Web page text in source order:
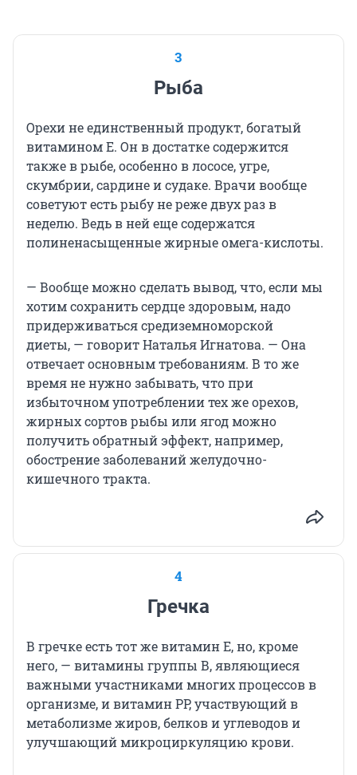
3
Рыба
Орехи не единственный продукт, богатый
витамином Е. Он в достатке содержится
также в рыбе, особенно в лососе, угре,
скумбрии, сардине и судаке. Врачи вообще
советуют есть рыбу не реже двух раз в
неделю. Ведь в ней еще содержатся
полиненасыщенные жирные омега-кислоты.
— Вообще можно сделать вывод, что, если мы
хотим сохранить сердце здоровым, надо
придерживаться средиземноморской
диеты, — говорит Наталья Игнатова. — Она
отвечает основным требованиям. В то же
время не нужно забывать, что при
избыточном употреблении тех же орехов,
жирных сортов рыбы или ягод можно
получить обратный эффект, например,
обострение заболеваний желудочно-
кишечного тракта.
4
Гречка
В гречке есть тот же витамин Е, но, кроме
него, — витамины группы В, являющиеся
важными участниками многих процессов в
организме, и витамин PP, участвующий в
метаболизме жиров, белков и углеводов и
улучшающий микроциркуляцию крови.